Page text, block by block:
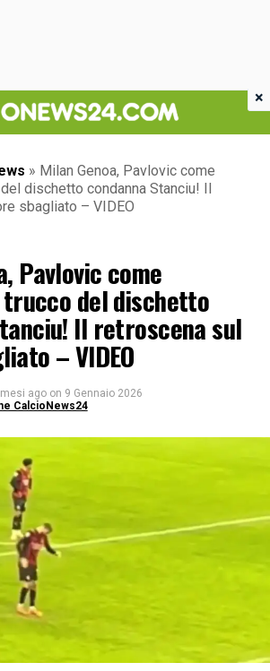
» Milan Genoa, Pavlovic come
dischetto condanna Stanciu! Il
sbagliato – VIDEO
Pavlovic come
del dischetto
Il retroscena sul
– VIDEO
ago on 9 Gennaio 2026
CalcioNews24
×